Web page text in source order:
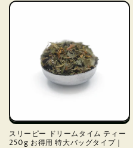
価
スリーピー ドリームタイム ティー
250g お得用 特大バッグタイプ｜